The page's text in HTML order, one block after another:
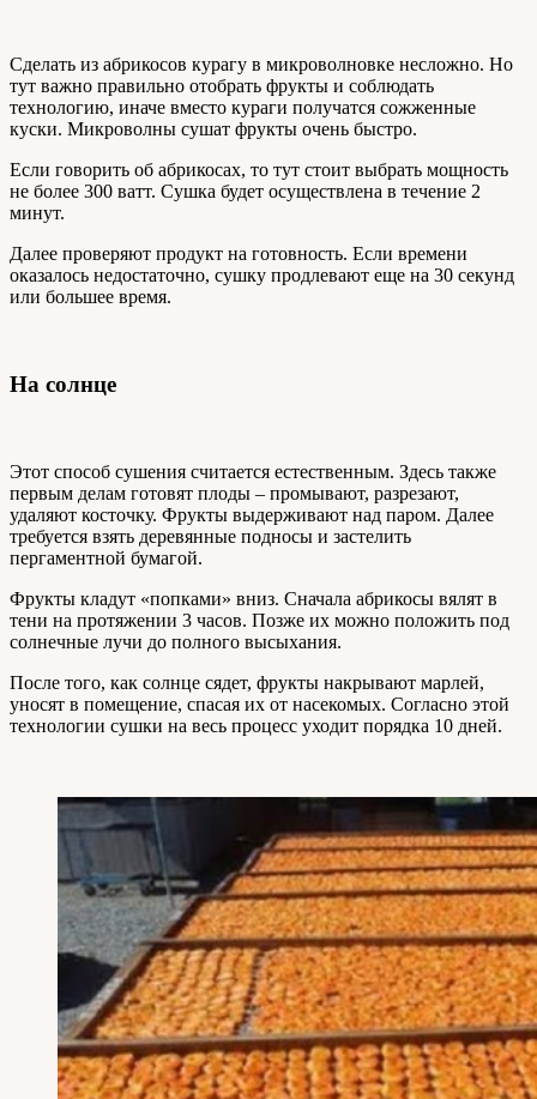
Сделать из абрикосов курагу в микроволновке несложно. Но
тут важно правильно отобрать фрукты и соблюдать
технологию, иначе вместо кураги получатся сожженные
куски. Микроволны сушат фрукты очень быстро.
Если говорить об абрикосах, то тут стоит выбрать мощность
не более 300 ватт. Сушка будет осуществлена в течение 2
минут.
Далее проверяют продукт на готовность. Если времени
оказалось недостаточно, сушку продлевают еще на 30 секунд
или большее время.
На солнце
Этот способ сушения считается естественным. Здесь также
первым делам готовят плоды – промывают, разрезают,
удаляют косточку. Фрукты выдерживают над паром. Далее
требуется взять деревянные подносы и застелить
пергаментной бумагой.
Фрукты кладут «попками» вниз. Сначала абрикосы вялят в
тени на протяжении 3 часов. Позже их можно положить под
солнечные лучи до полного высыхания.
После того, как солнце сядет, фрукты накрывают марлей,
уносят в помещение, спасая их от насекомых. Согласно этой
технологии сушки на весь процесс уходит порядка 10 дней.